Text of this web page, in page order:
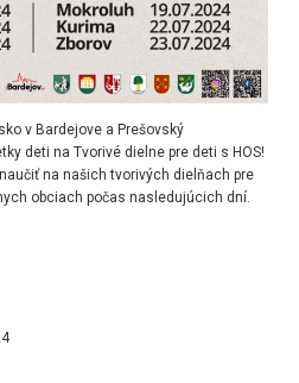
v Bardejove a Prešovský
deti na Tvorivé dielne pre deti s HOS!
na našich tvorivých dielňach pre
obciach počas nasledujúcich dní.